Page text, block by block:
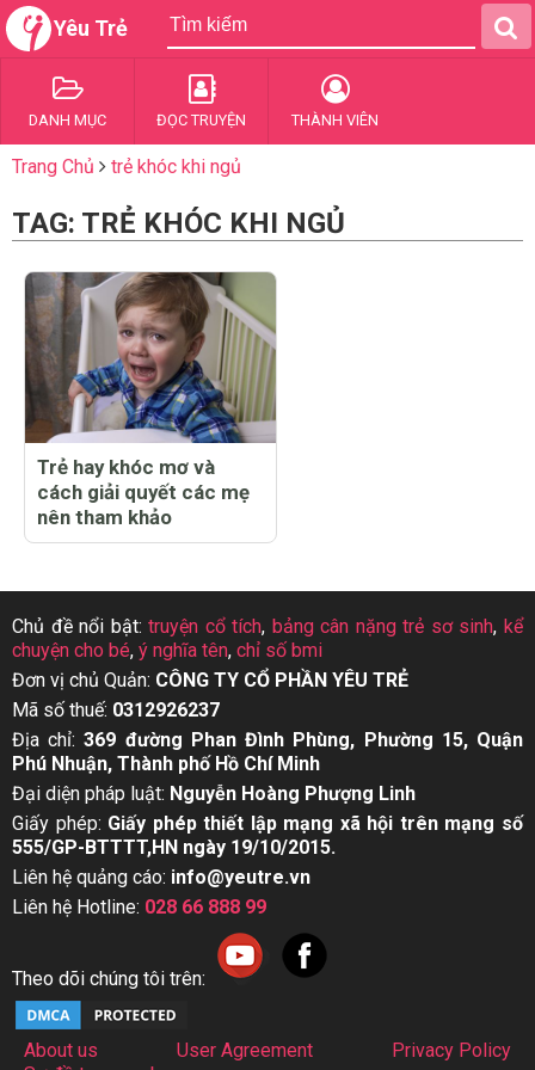
Yêu Trẻ
DANH MỤC ĐỌC TRUYỆN THÀNH VIÊN
Trang Chủ trẻ khóc khi ngủ
TAG: TRẺ KHÓC KHI NGỦ
Trẻ hay khóc mơ và
cách giải quyết các mẹ
nên tham khảo
Chủ đề nổi bật:truyện cổ tích, bảng cân nặng trẻ sơ sinh,kể
chuyện cho bé, ý nghĩa tên, chỉ số bmi
Đơn vị chủ Quản: CÔNG TY CỔ PHẦN YÊU TRẺ
Mã số thuế: 0312926237
Địa chỉ:369 đường Phan Đình Phùng, Phường 15, Quận
Phú Nhuận, Thành phố Hồ Chí Minh
Đại diện pháp luật: Nguyễn Hoàng Phượng Linh
Giấy phép: Giấy phép thiết lập mạng xã hội trên mạng số
555/GP-BTTTT,HN ngày 19/10/2015.
Liên hệ quảng cáo: info@yeutre.vn
Liên hệ Hotline: 028 66 888 99
Theo dõi chúng tôi trên:
About us User Agreement
Privacy Policy